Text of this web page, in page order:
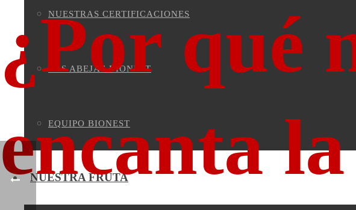
NUESTRAS CERTIFICACIONES
LAS ABEJAS BIONEST
EQUIPO BIONEST
NUESTRA FRUTA
¿Por qué
encanta la